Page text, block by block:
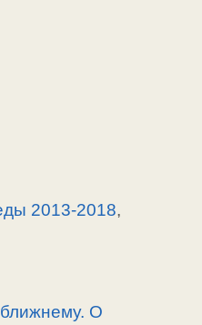
2013-2018,
О